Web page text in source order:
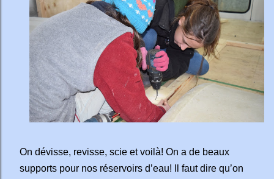
On dévisse, revisse, scie et voilà! On a de beaux
supports pour nos réservoirs d’eau! Il faut dire qu’on